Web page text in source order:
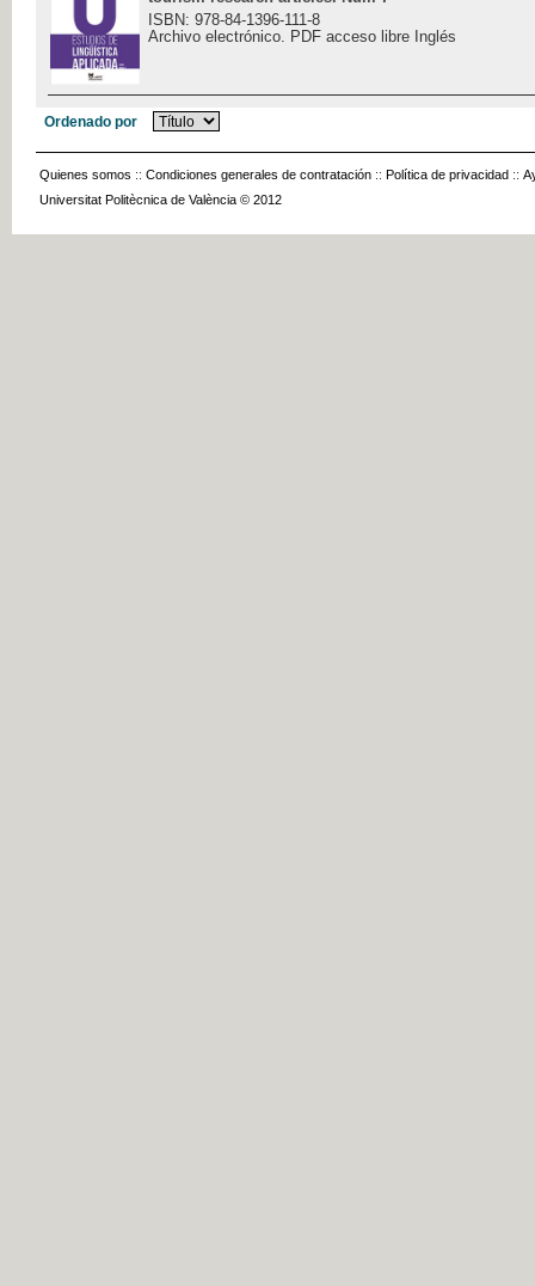
ISBN: 978-84-1396-111-8
Archivo electrónico. PDF acceso libre Inglés
Ordenado por
Quienes somos :: Condiciones generales de contratación :: Política de privacidad ::
Universitat Politècnica de València © 2012